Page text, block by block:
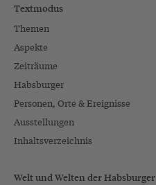
Textmodus
Themen
Aspekte
Zeiträume
Habsburger
Personen, Orte & Ereignisse
Ausstellungen
Inhaltsverzeichnis
Welt und Welten der Habsburger